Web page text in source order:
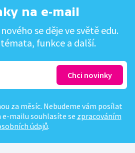
na e-mail
se děje ve světě edu.
funkce a další.
za měsíc. Nebudeme vám posílat
e-mailu souhlasíte se zpracováním
údajů.